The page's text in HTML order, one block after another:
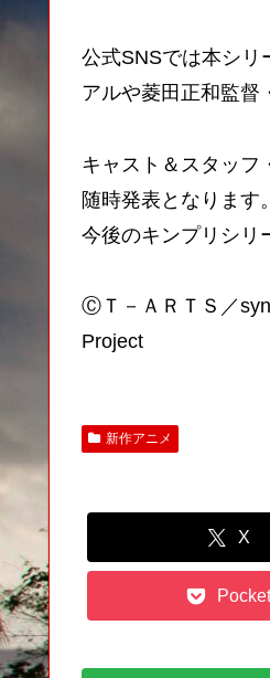
公式SNSでは本シリ
アルや菱田正和監督
キャスト＆スタッ
随時発表となります。
今後のキンプリシリ
ⒸＴ－ＡＲＴＳ／
Project
新作アニメ
X
Pocket